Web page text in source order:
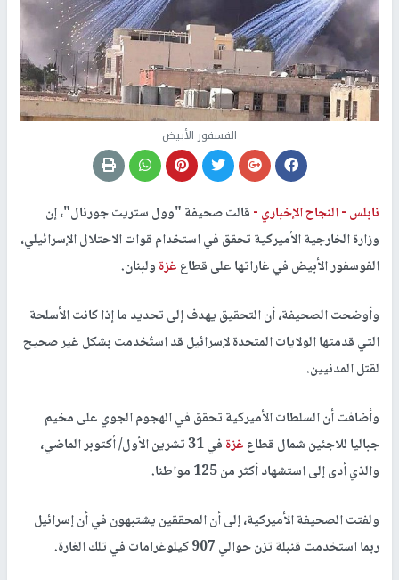
الفسفور الأبيض
نابلس -النجاح الإخباري -قالت صحيفة "وول ستريت جورنال"، إن
وزارة الخارجية الأميركية تحقق في استخدام قوات الاحتلال الإسرائيلي،
الفوسفور الأبيض في غاراتها على قطاعغزةولبنان.
وأوضحت الصحيفة، أن التحقيق يهدف إلى تحديد ما إذا كانت الأسلحة
التي قدمتها الولايات المتحدة لإسرائيل قد استُخدمت بشكل غير صحيح
لقتل المدنيين.
وأضافت أن السلطات الأميركية تحقق في الهجوم الجوي على مخيم
جباليا للاجئين شمال قطاعغزة
في 31 تشرين الأول/ أكتوبر الماضي،
والذي أدى إلى استشهاد أكثر من 125 مواطنا.
ولفتت الصحيفة الأميركية، إلى أن المحققين يشتبهون في أن إسرائيل
ربما استخدمت قنبلة تزن حوالي 907 كيلوغرامات في تلك الغارة.